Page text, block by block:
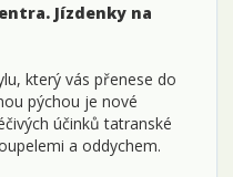
Jízdenky na
který vás přenese do
pýchou je nové
účinků tatranské
a oddychem.